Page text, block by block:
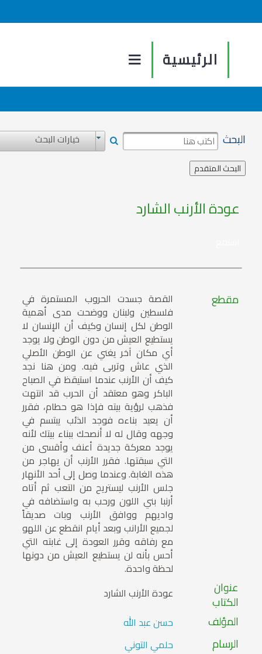
الرئيسية
البحث خيارات البحث
عودة الأرنب الشارد
مقطع القصة جسدت الحروب المستمرة في
فلسطين ولبنان ووضحت مدى أهمية
الوطن لكل إنسان وكيف أن الإنسان لا
يستطيع العيش من دون الوطن ولا يوجد
أي مكان آخر يغني عن الوطن الأصلي
الذي عاش وتربى فيه. ومن هنا نجد
كيف أن الأرنب عندما استيقظ في الصباح
الباكر وهو معتقد أن الحرب قد انتهت
فذهب لرؤية بيته فإذا هو حطام، فقرر
أن يعيد بناءه فوجد الذئب يبتسم في
وجهه وقال له لا أنصحك ببناء بيتك لأنه
يوجد معركة جديدة أعنف وأقسى من
التي سبقتها. فقرر الأرنب أن يهاجر من
هذه الغابة. وعندما وصل إلى أحد الأنهار
جلس الأرنب ليستريح من التعب ثم أتاه
أرنبا بني اللون ورحب به واستضافه في
واديهم ووافق الأرنب وبات صديقاً
لجميع الأرانب وبعد أيام انقطع عن اللهو
مع رفاقه وقرر العودة إلى غابته التي
أحس بأنه لن يستطيع العيش من دونها
لحظة واحدة.
عنوان
الكتاب عودة الأرنب الشارد
المؤلف حسن عبد الله
الرسام حلمي التوني